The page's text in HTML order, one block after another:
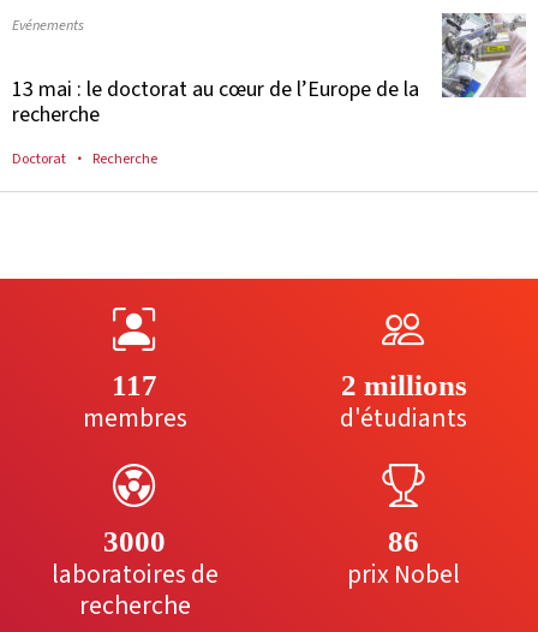
Evénements
13 mai : le doctorat au cœur de l’Europe de la
recherche
Doctorat Recherche
117
membres
2 millions
d'étudiants
3000
laboratoires de
recherche
86
prix Nobel